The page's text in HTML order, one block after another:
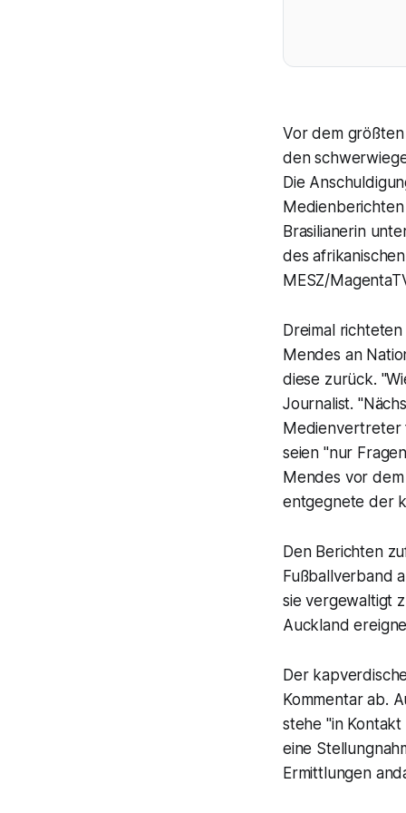
Vor dem
den
Die
Brasilianerin
des
MESZ/
Dreimal
Mendes an
diese zurück.
Journalist.
Medienvertreter
seien "nur
Mendes vor
entgegnete der
Den Berichten
Fußballverband
sie vergewaltigt
Auckland
Der
Kommentar ab.
stehe "in
eine
Ermittlungen